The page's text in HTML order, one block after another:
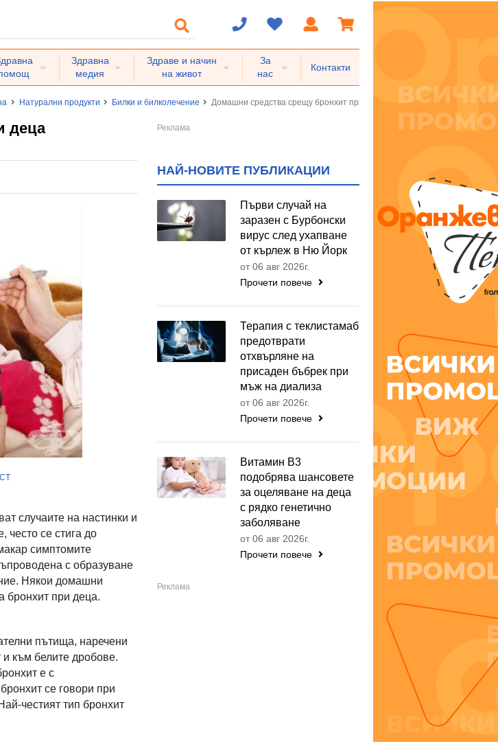
Здравна
медия
Здраве и начин
на живот
За
нас
Контакти
Натурални продукти Билки и билколечение Домашни средства срещу бронхит при деца
деца
случаите на настинки и
често се стига до
симптомите
с образуване
Някои домашни
бронхит при деца.
пътища, наречени
и към белите дробове.
е с
се говори при
честият тип бронхит
НАЙ-НОВИТЕ ПУБЛИКАЦИИ
Първи случай на
заразен с Бурбонски
вирус след ухапване
от кърлеж в Ню Йорк
от 06 авг 2026г.
Прочети повече
Терапия с теклистамаб
предотврати
отхвърляне на
присаден бъбрек при
мъж на диализа
от 06 авг 2026г.
Прочети повече
Витамин B3
подобрява шансовете
за оцеляване на деца
с рядко генетично
заболяване
от 06 авг 2026г.
Прочети повече